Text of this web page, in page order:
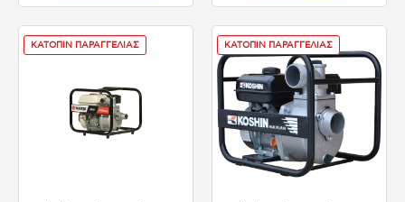
ΚΑΤΟΠΙΝ ΠΑΡΑΓΓΕΛΙΑΣ ΚΑΤΟΠΙΝ ΠΑΡΑΓΓΕΛΙΑΣ